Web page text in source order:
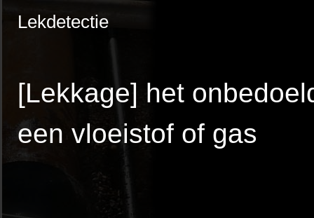
Lekdetectie
[Lekkage] het
een vloeistof of gas